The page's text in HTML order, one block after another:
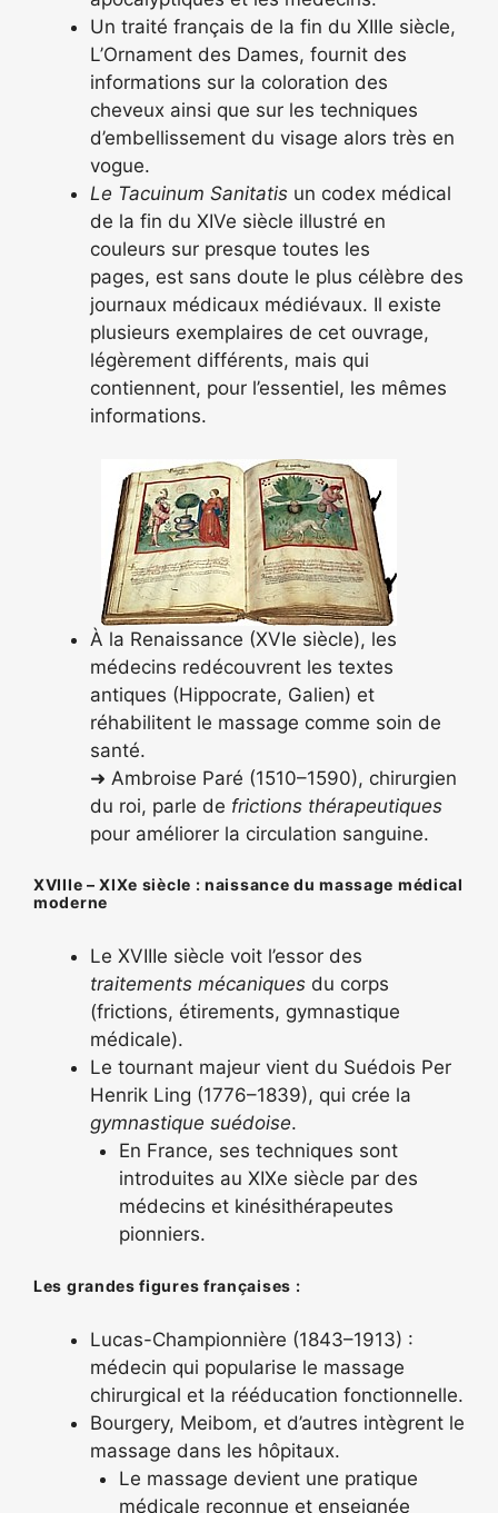
Un traité français de la fin du XIIIe siècle,
L’Ornament des Dames, fournit des
informations sur la coloration des
cheveux ainsi que sur les techniques
d’embellissement du visage alors très en
vogue.
Le Tacuinum Sanitatis un codex médical
de la fin du XIVe siècle illustré en
couleurs sur presque toutes les
pages, est sans doute le plus célèbre des
journaux médicaux médiévaux. Il existe
plusieurs exemplaires de cet ouvrage,
légèrement différents, mais qui
contiennent, pour l’essentiel, les mêmes
informations.
À la Renaissance (XVIe siècle), les
médecins redécouvrent les textes
antiques (Hippocrate, Galien) et
réhabilitent le massage comme soin de
santé.
➜ Ambroise Paré (1510–1590), chirurgien
du roi, parle de frictions thérapeutiques
pour améliorer la circulation sanguine.
XVIIIe – XIXe siècle : naissance du massage médical
moderne
Le XVIIIe siècle voit l’essor des
traitements mécaniques du corps
(frictions, étirements, gymnastique
médicale).
Le tournant majeur vient du Suédois Per
Henrik Ling (1776–1839), qui crée la
gymnastique suédoise.
En France, ses techniques sont
introduites au XIXe siècle par des
médecins et kinésithérapeutes
pionniers.
Les grandes figures françaises :
Lucas-Championnière (1843–1913) :
médecin qui popularise le massage
chirurgical et la rééducation fonctionnelle.
Bourgery, Meibom, et d’autres intègrent le
massage dans les hôpitaux.
Le massage devient une pratique
médicale reconnue et enseignée